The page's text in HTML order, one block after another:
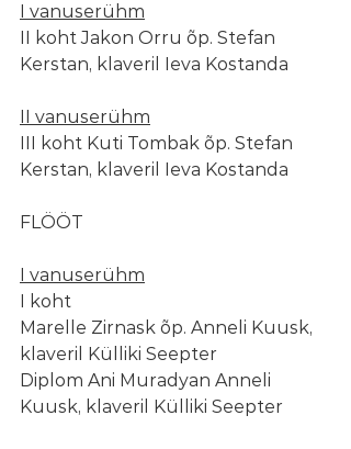
I vanuserühm
II koht Jakon Orru õp. Stefan
Kerstan, klaveril Ieva Kostanda
II vanuserühm
III koht Kuti Tombak õp. Stefan
Kerstan, klaveril Ieva Kostanda
FLÖÖT
I vanuserühm
I koht
Marelle Zirnask õp. Anneli Kuusk,
klaveril Külliki Seepter
Diplom Ani Muradyan Anneli
Kuusk, klaveril Külliki Seepter